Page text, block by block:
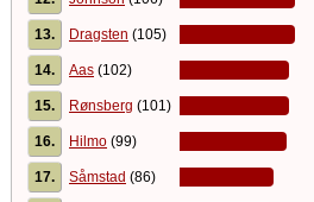
13. Dragsten (105)
14. Aas (102)
15. Rønsberg (101)
16. Hilmo (99)
17. Såmstad (86)